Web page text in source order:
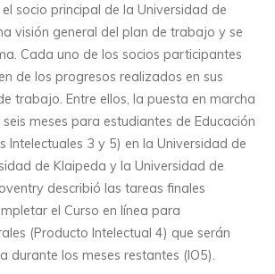
socio principal de la Universidad de
visión general del plan de trabajo y se
Cada uno de los socios participantes
de los progresos realizados en sus
trabajo. Entre ellos, la puesta en marcha
meses para estudiantes de Educación
Intelectuales 3 y 5) en la Universidad de
de Klaipeda y la Universidad de
describió las tareas finales
el Curso en línea para
(Producto Intelectual 4) que serán
durante los meses restantes (IO5).